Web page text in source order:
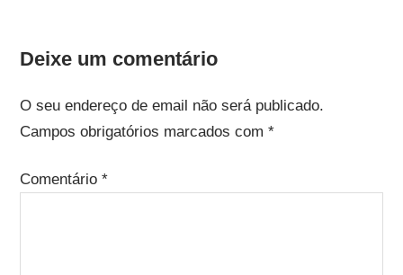
Deixe um comentário
O seu endereço de email não será publicado.
Campos obrigatórios marcados com *
Comentário *